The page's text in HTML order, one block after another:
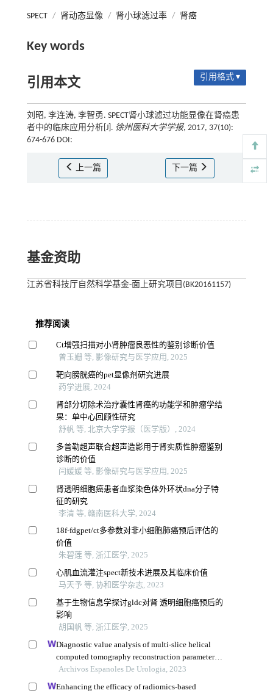
SPECT / 肾动态显像 / 肾小球滤过率 / 肾癌
Key words
引用本文 引用格式 ▾
刘昭, 李连涛, 李智勇. SPECT肾小球滤过功能显像在肾癌患
者中的临床应用分析[J]. 徐州医科大学学报, 2017, 37(10):
674-676 DOI:
上一篇 下一篇
基金资助
江苏省科技厅自然科学基金-面上研究项目(BK20161157)